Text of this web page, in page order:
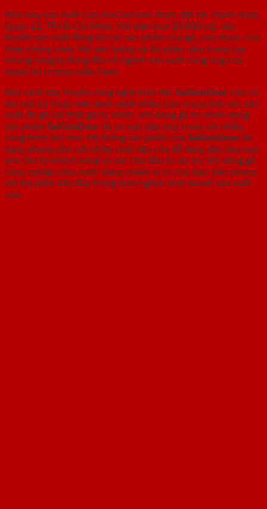
Nhà máy sản xuất Cửa SaiGonDoor được đặt tại Thạnh Xuân,
Quận 12, TP.Hồ Chí Minh. Với diện tích 20.000 m2, dây
truyền sản xuất đồng bộ các sản phẩm cửa gỗ ,cửa nhựa, cửa
thép chống cháy. Với sản lượng và thị phần nằm trong top
những công ty đứng đầu về ngành sản xuất cung ứng cửa
ngoài thị trường miền Nam.
Bên cạnh dây truyền công nghệ hiện đại, SaiGonDoor còn có
đội ngũ kỹ thuật viên lành nghề nhiều năm trong lĩnh vực sản
xuất đồ gỗ nội thất gỗ tự nhiên. Với dòng gỗ tự nhiên dòng
sản phẩm SaiGonDoor đã có mặt đáp ứng trong rất nhiều
công trình lớn nhỏ. Hệ thống sản phẩm của SaiGonDoor đa
dạng phong phú với nhiều chất liệu cửa dễ dàng đáp ứng mọi
yêu cầu từ khách hàng và các chủ đầu tư dự án. Với dòng gỗ
công nghiệp chịu nước đang chiếm vị trí chủ đạo, tiên phong
với thị phần dẫn đầu trong toàn ngành kinh doanh sản xuất
cửa.